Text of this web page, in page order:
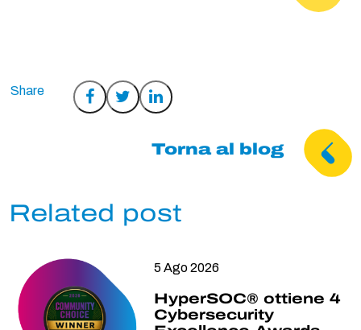
Condividi
CondividiCondividi
Torna al blog
Related post
5 Ago 2026
HyperSOC® ottiene 4
Cybersecurity